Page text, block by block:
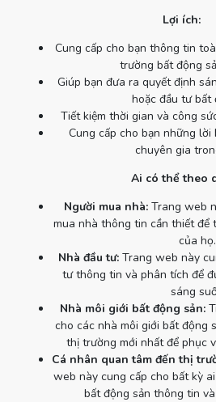
Lợi ích:
Cung cấp cho bạn thông tin
trường bất động
Giúp bạn đưa ra quyết định
hoặc đầu tư bất
Tiết kiệm thời gian và công
Cung cấp cho bạn những
chuyên gia
Ai có thể theo
Người mua nhà:Trang web
mua nhà thông tin cần thiết để
của họ.
Nhà đầu tư: Trang web này
tư thông tin và phân tích để
sáng
Nhà môi giới bất động sản:
cho các nhà môi giới bất động
thị trường mới nhất để phục
Cá nhân quan tâm đến thị
web này cung cấp cho bất kỳ
bất động sản thông tin